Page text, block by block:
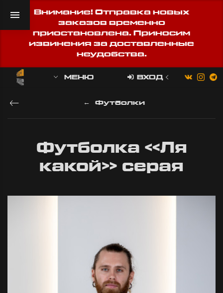
Внимание! Отправка новых
заказов временно
приостановлена. Приносим
извинения за доставленные
неудобства.
МЕНЮ ВХОД
Футболки
Футболка «Ля
какой» серая